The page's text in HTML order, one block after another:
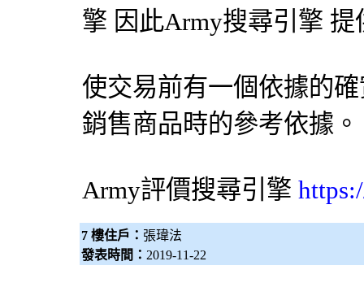
擎 因此Army搜尋引擎 提
使交易前有一個依據的
銷售商品時的參考依據。
Army評價搜尋引擎
7 樓住戶： 張瑋法
發表時間： 2019-11-22